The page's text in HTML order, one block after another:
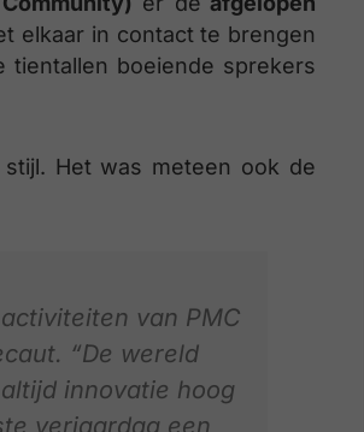
elkaar in contact te brengen
tientallen boeiende sprekers
Het was meteen ook de
van PMC
“De wereld
innovatie hoog
verjaardag een